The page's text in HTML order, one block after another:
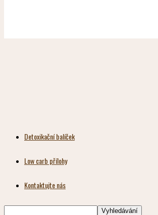
Detoxikační balíček
Low carb přílohy
Kontaktujte nás